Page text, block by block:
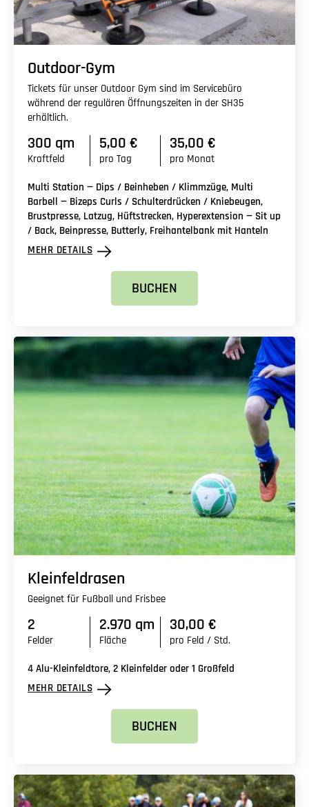
Outdoor-Gym
Tickets für unser Outdoor Gym sind im Servicebüro
während der regulären Öffnungszeiten in der SH35
erhältlich.
300 qm
Kraftfeld
5,00 €
pro Tag
35,00 €
pro Monat
Multi Station — Dips / Beinheben / Klimmzüge, Multi
Barbell — Bizeps Curls / Schulterdrücken / Kniebeugen,
Brustpresse, Latzug, Hüftstrecken, Hyperextension — Sit up
/ Back, Beinpresse, Butterly, Freihantelbank mit Hanteln
MEHR DETAILS
BUCHEN
Kleinfeldrasen
Geeignet für Fußball und Frisbee
2
Felder
2.970 qm
Fläche
30,00 €
pro Feld / Std.
4 Alu-Kleinfeldtore, 2 Kleinfelder oder 1 Großfeld
MEHR DETAILS
BUCHEN